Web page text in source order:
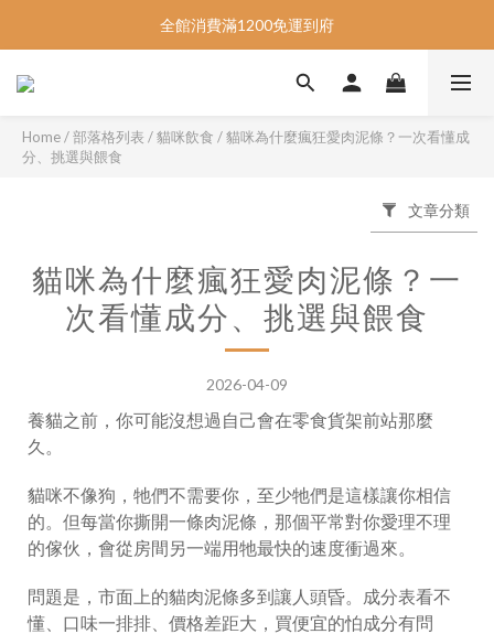
📣指定商品5件95折、10件9折📣
📣指定商品5件95折、10件9折📣
Home/部落格列表 /貓咪飲食 /貓咪為什麼瘋狂愛肉泥條？一次看懂成
分、挑選與餵食
文章分類
貓咪為什麼瘋狂愛肉泥條？一
次看懂成分、挑選與餵食
2026-04-09
養貓之前，你可能沒想過自己會在零食貨架前站那麼
久。
貓咪不像狗，牠們不需要你，至少牠們是這樣讓你相信
的。但每當你撕開一條肉泥條，那個平常對你愛理不理
的傢伙，會從房間另一端用牠最快的速度衝過來。
問題是，市面上的貓肉泥條多到讓人頭昏。成分表看不
懂、口味一排排、價格差距大，買便宜的怕成分有問